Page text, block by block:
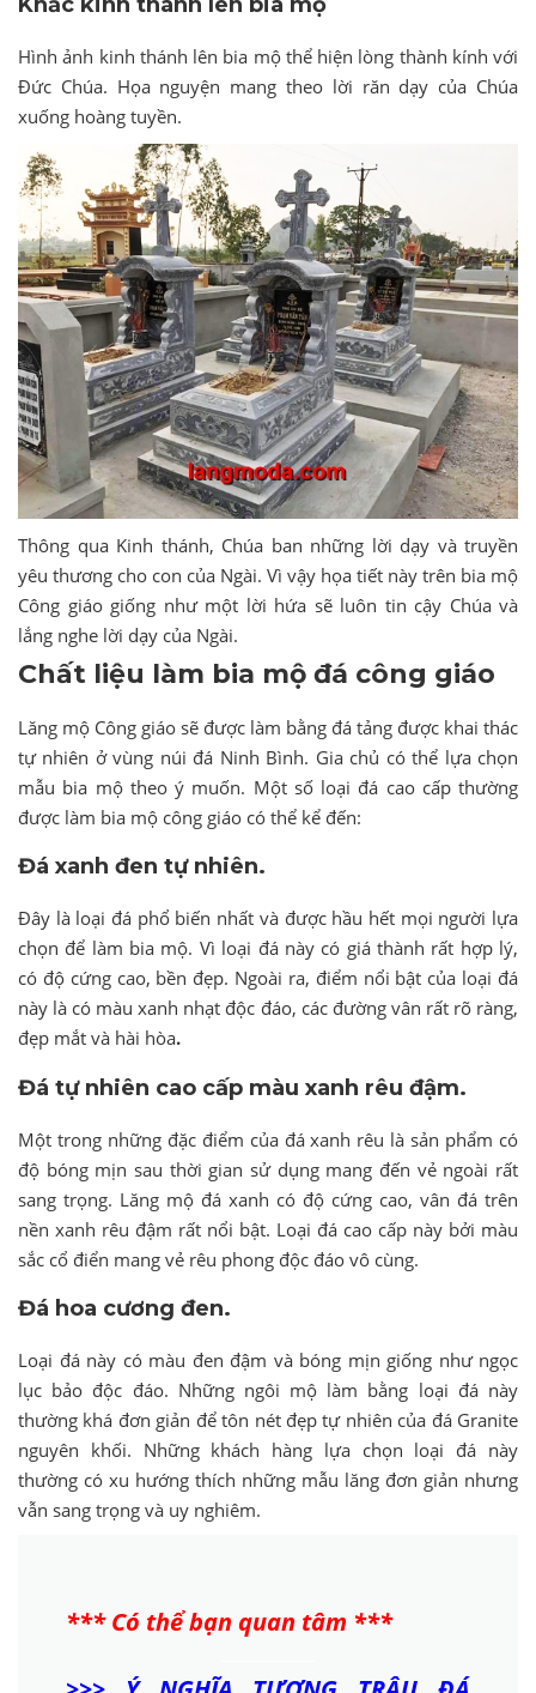
Hình ảnh kinh thánh lên bia mộ thể hiện lòng thành kính với
Đức Chúa. Họa nguyện mang theo lời răn dạy của Chúa
xuống hoàng tuyền.
Thông qua Kinh thánh, Chúa ban những lời dạy và truyền
yêu thương cho con của Ngài. Vì vậy họa tiết này trên bia mộ
Công giáo giống như một lời hứa sẽ luôn tin cậy Chúa và
lắng nghe lời dạy của Ngài.
Chất liệu làm bia mộ đá công giáo
Lăng mộ Công giáo sẽ được làm bằng đá tảng được khai thác
tự nhiên ở vùng núi đá Ninh Bình. Gia chủ có thể lựa chọn
mẫu bia mộ theo ý muốn. Một số loại đá cao cấp thường
được làm bia mộ công giáo có thể kể đến:
Đá xanh đen tự nhiên.
Đây là loại đá phổ biến nhất và được hầu hết mọi người lựa
chọn để làm bia mộ. Vì loại đá này có giá thành rất hợp lý,
có độ cứng cao, bền đẹp. Ngoài ra, điểm nổi bật của loại đá
này là có màu xanh nhạt độc đáo, các đường vân rất rõ ràng,
đẹp mắt và hài hòa.
Đá tự nhiên cao cấp màu xanh rêu đậm.
Một trong những đặc điểm của đá xanh rêu là sản phẩm có
độ bóng mịn sau thời gian sử dụng mang đến vẻ ngoài rất
sang trọng. Lăng mộ đá xanh có độ cứng cao, vân đá trên
nền xanh rêu đậm rất nổi bật. Loại đá cao cấp này bởi màu
sắc cổ điển mang vẻ rêu phong độc đáo vô cùng.
Đá hoa cương đen.
Loại đá này có màu đen đậm và bóng mịn giống như ngọc
lục bảo độc đáo. Những ngôi mộ làm bằng loại đá này
thường khá đơn giản để tôn nét đẹp tự nhiên của đá Granite
nguyên khối. Những khách hàng lựa chọn loại đá này
thường có xu hướng thích những mẫu lăng đơn giản nhưng
vẫn sang trọng và uy nghiêm.
*** Có thể bạn quan tâm ***